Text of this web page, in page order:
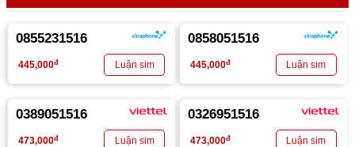
0855231516
445,000đ
0858051516
445,000đ
0389051516
473,000đ
0326951516
473,000đ